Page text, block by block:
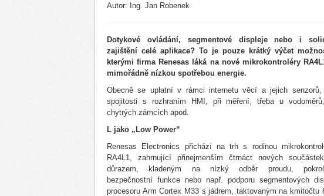
Autor: Ing. Jan Robenek
Dotykové ovládání, segmentové displeje nebo i
zajištění celé aplikace? To je pouze krátký výčet
kterými firma Renesas láká na nové mikrokontroléry
mimořádně nízkou spotřebou energie.
Obecně se uplatní v rámci internetu věcí a jejich
spojitosti s rozhraním HMI, při měření, třeba u
chytrých zámcích apod.
L jako „Low Power“
Renesas Electronics přichází na trh s rodinou
RA4L1, zahrnující přinejmenším čtrnáct nových
důrazem, kladeným na nízký odběr proudu,
bezpečnostní funkce nebo např. podporu segmentových
procesoru Arm Cortex M33 s jádrem, taktovaným na